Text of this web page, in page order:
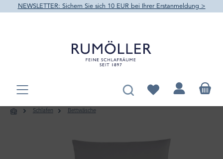
springen
NEWSLETTER: Sichern Sie sich 10 EUR bei Ihrer Erstanmeldung >
Du hast 0 Produkte
Schlafen Bettwäsche